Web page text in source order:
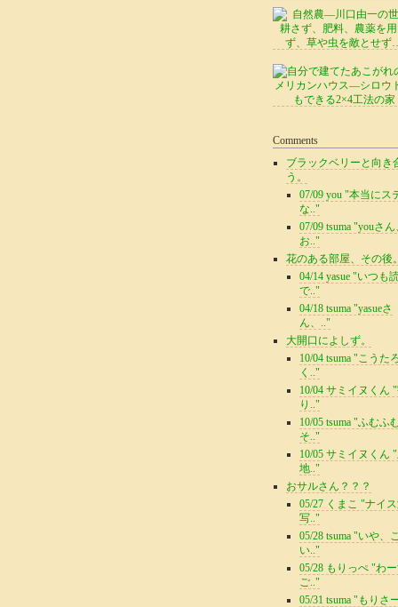
Comments
ブラックベリーと向き
う。
07/09 you "本当にス
な.."
07/09 tsuma "youさん
お.."
花のある部屋、その後。
04/14 yasue "いつも
で.."
04/18 tsuma "yasueさ
ん、.."
大開口によしず。
10/04 tsuma "こうた
く.."
10/04 サミイヌくん "
り.."
10/05 tsuma "ふむふむ
そ.."
10/05 サミイヌくん
地.."
おサルさん？？？
05/27 くまこ "ナイ
写.."
05/28 tsuma "いや、
い.."
05/28 もりっぺ "わ
ご.."
05/31 tsuma "もりさ